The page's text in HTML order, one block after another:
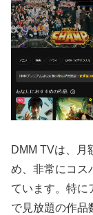
DMM TVは、月
め、非常にコス
ています。特に
で見放題の作品